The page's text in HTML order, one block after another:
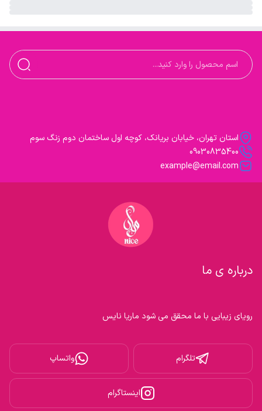
درباره ی ما
رویای زیبایی با ما محقق می شود ماریا نایس
تلگرام واتساپ
اینستاگرام
استان تهران، خیابان بریانک، کوچه اول ساختمان دوم زنگ سوم
09030835400
example@email.com